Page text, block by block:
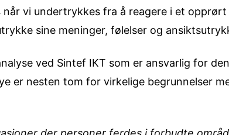
vi undertrykkes fra å reagere i et
sine meninger, følelser og
ved Sintef IKT som er ansvarlig for
er nesten tom for virkelige begrunnelser